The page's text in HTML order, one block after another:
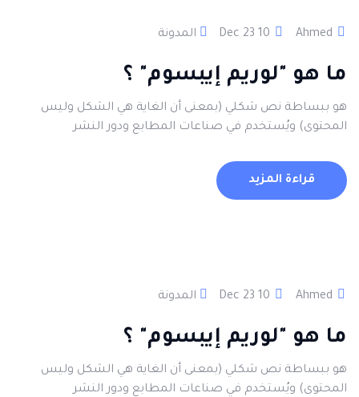
المدونة
ما هو "لوريم إيبسوم" ؟
هو ببساطة نص شكلي (بمعنى أن الغاية هي الشكل وليس
المحتوى) ويُستخدم في صناعات المطابع ودور النشر
قراءة المزيد
المدونة
ما هو "لوريم إيبسوم" ؟
هو ببساطة نص شكلي (بمعنى أن الغاية هي الشكل وليس
المحتوى) ويُستخدم في صناعات المطابع ودور النشر